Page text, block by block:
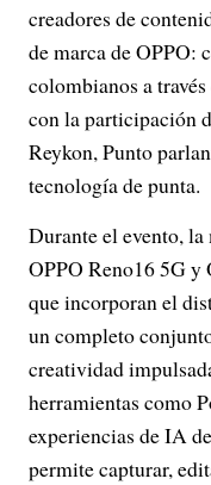
creadores de
de marca de OPPO:
colombianos a
con la participación
Reykon, Punto
tecnología de punta.
Durante el evento,
OPPO Reno16 5G y
que incorporan el
un completo
creatividad
herramientas como
experiencias de IA
permite capturar,